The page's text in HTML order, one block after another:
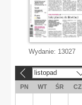
Wydanie: 13027
listopad
PN WT ŚR CZ